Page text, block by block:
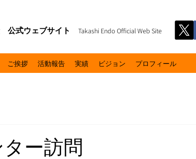
公式ウェブサイト Takashi Endo Official Web Site
ご挨拶 活動報告 実績 ビジョン プロフィール
ー訪問